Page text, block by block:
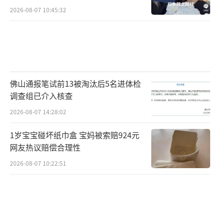
2026-08-07 10:45:32
佛山通报笔试前13被淘汰后5名进体检
调查组已介入核查
2026-08-07 14:28:02
1岁宝宝碰坏纸巾盒 宝妈被索赔924元
网友热议赔偿合理性
2026-08-07 10:22:51